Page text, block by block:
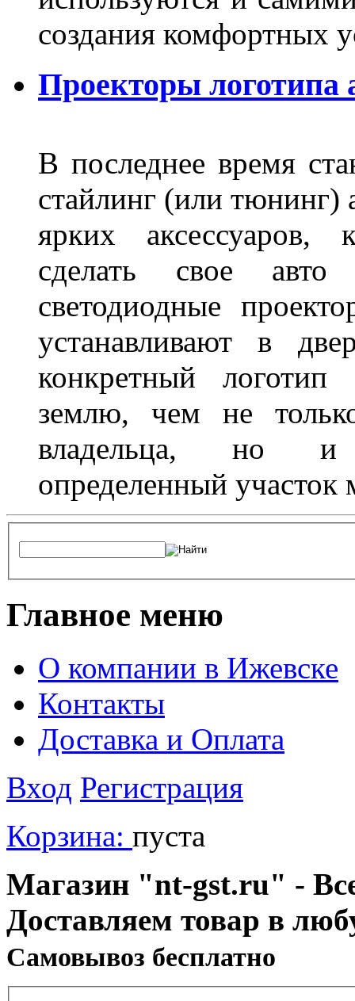
создания комфортных
Проекторы логотипа
В последнее время
стайлинг (или тюнинг)
ярких аксессуаров,
сделать свое
светодиодные
устанавливают в
конкретный логотип
землю, чем не
владельца, но и
определенный участок
Главное меню
О компании в Ижевске
Контакты
Доставка и Оплата
Вход Регистрация
Корзина: пуста
Магазин "nt-gst.ru" -
Доставляем товар в
Cамовывоз бесплатно